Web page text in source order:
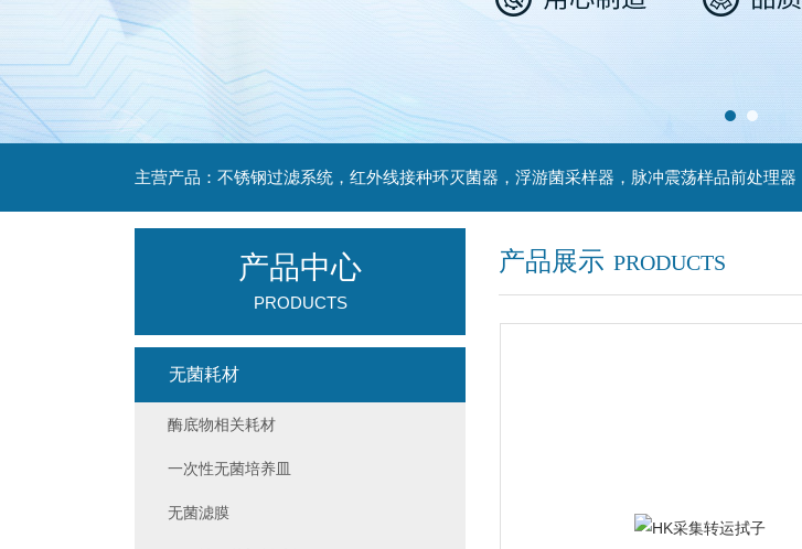
产品展示 PRODUCTS
产品中心
PRODUCTS
无菌耗材
酶底物相关耗材
一次性无菌培养皿
无菌滤膜